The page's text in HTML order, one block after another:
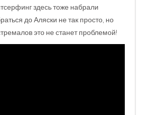
здесь тоже набрали
до Аляски не так просто, но
это не станет проблемой!